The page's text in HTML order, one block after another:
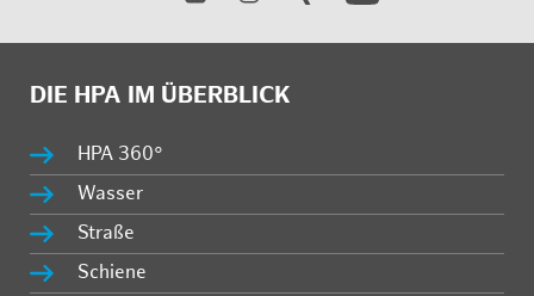
DIE HPA IM ÜBERBLICK
HPA 360°
Wasser
Straße
Schiene